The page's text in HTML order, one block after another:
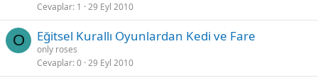
Cevaplar 1 29 Eyl 2010
O Eğitsel Kurallı Oyunlardan Kedi ve Fare
only roses
Cevaplar 0 29 Eyl 2010